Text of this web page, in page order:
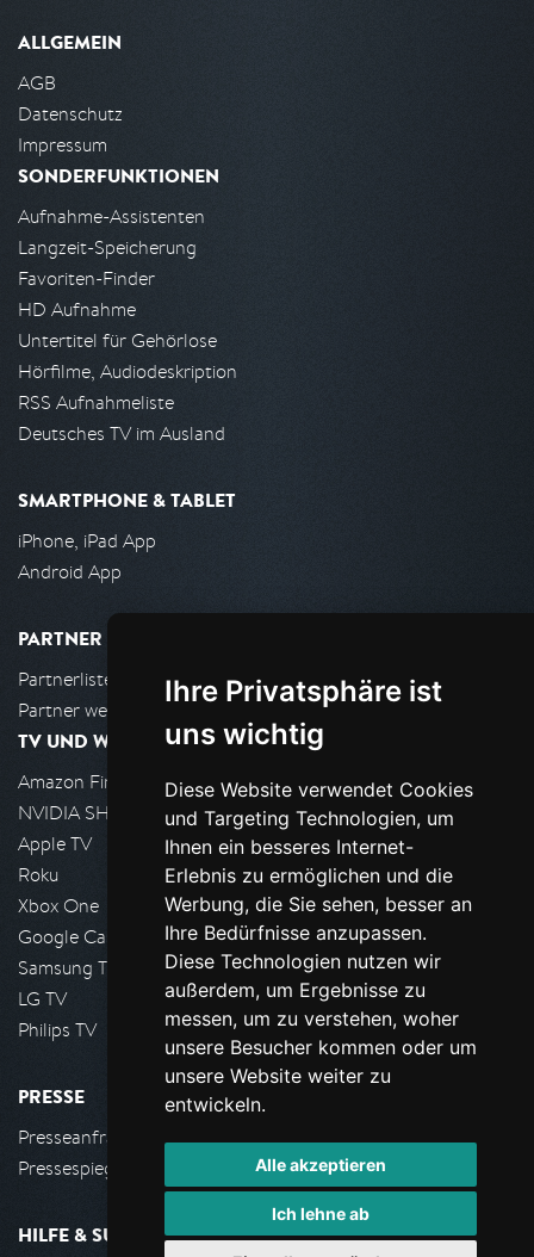
Ihre Privatsphäre ist
uns wichtig
Diese Website verwendet Cookies
und Targeting Technologien, um
Ihnen ein besseres Internet-
Erlebnis zu ermöglichen und die
Werbung, die Sie sehen, besser an
Ihre Bedürfnisse anzupassen.
Diese Technologien nutzen wir
außerdem, um Ergebnisse zu
messen, um zu verstehen, woher
unsere Besucher kommen oder um
unsere Website weiter zu
entwickeln.
Alle akzeptieren
Ich lehne ab
ALLGEMEIN
AGB
Datenschutz
Impressum
SONDERFUNKTIONEN
Aufnahme-Assistenten
Langzeit-Speicherung
Favoriten-Finder
HD Aufnahme
Untertitel für Gehörlose
Hörfilme, Audiodeskription
RSS Aufnahmeliste
Deutsches TV im Ausland
SMARTPHONE & TABLET
iPhone, iPad App
Android App
PARTNER
Partnerliste
Partner werden
TV UND WOHNZIMMER
Amazon FireTV
NVIDIA SHIELD, Google TV
Apple TV
Roku
Xbox One
Google Cast
Samsung TV
LG TV
Philips TV
PRESSE
Presseanfrage stellen
Pressespiegel
HILFE & SUPPORT